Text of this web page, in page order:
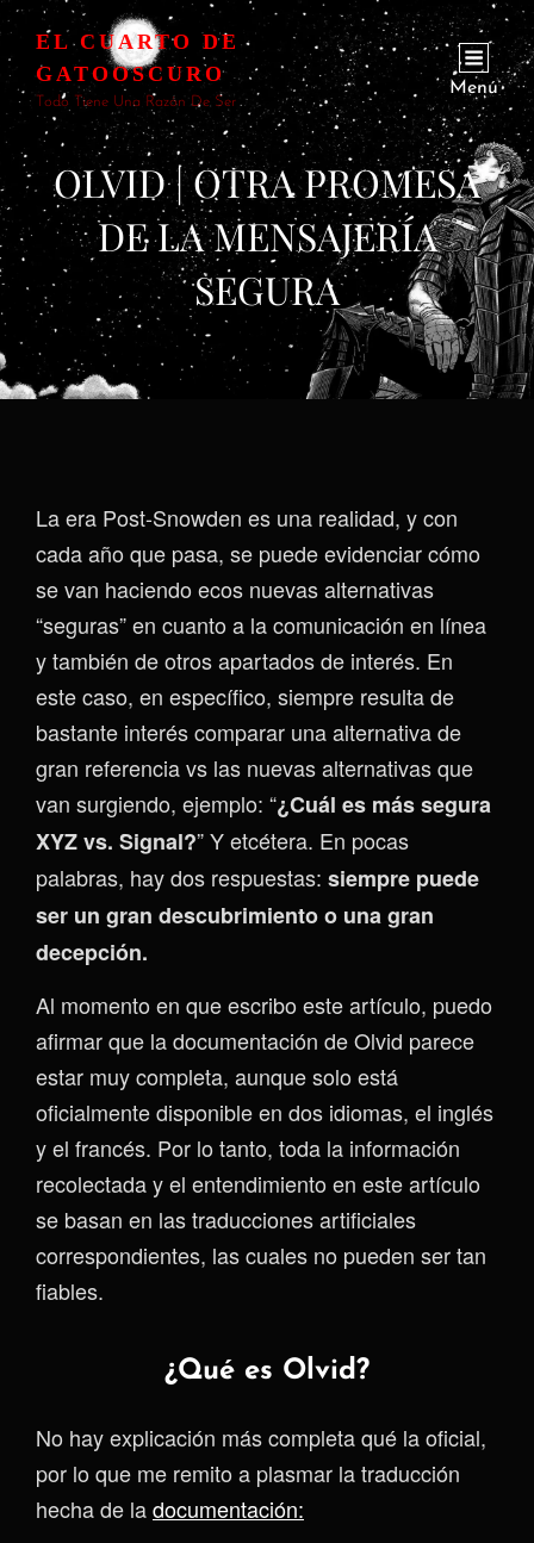
EL CUARTO DE
GATOOSCURO
Todo Tiene Una Razón De Ser
Menú
OLVID | OTRA PROMESA
DE LA MENSAJERÍA
SEGURA
La era Post-Snowden es una realidad, y con
cada año que pasa, se puede evidenciar cómo
se van haciendo ecos nuevas alternativas
“seguras” en cuanto a la comunicación en línea
y también de otros apartados de interés. En
este caso, en específico, siempre resulta de
bastante interés comparar una alternativa de
gran referencia vs las nuevas alternativas que
van surgiendo, ejemplo: “¿Cuál es más segura
XYZ vs. Signal?” Y etcétera. En pocas
palabras, hay dos respuestas: siempre puede
ser un gran descubrimiento o una gran
decepción.
Al momento en que escribo este artículo, puedo
afirmar que la documentación de Olvid parece
estar muy completa, aunque solo está
oficialmente disponible en dos idiomas, el inglés
y el francés. Por lo tanto, toda la información
recolectada y el entendimiento en este artículo
se basan en las traducciones artificiales
correspondientes, las cuales no pueden ser tan
fiables.
¿Qué es Olvid?
No hay explicación más completa qué la oficial,
por lo que me remito a plasmar la traducción
hecha de ladocumentación: